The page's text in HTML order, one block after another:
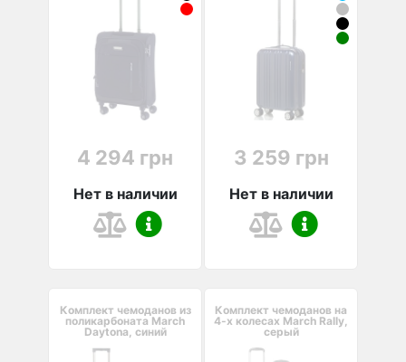
4 294 грн
Нет в наличии
3 259 грн
Нет в наличии
Комплект чемоданов из
поликарбоната March
Daytona, синий
Комплект чемоданов на
4-х колесах March Rally,
серый